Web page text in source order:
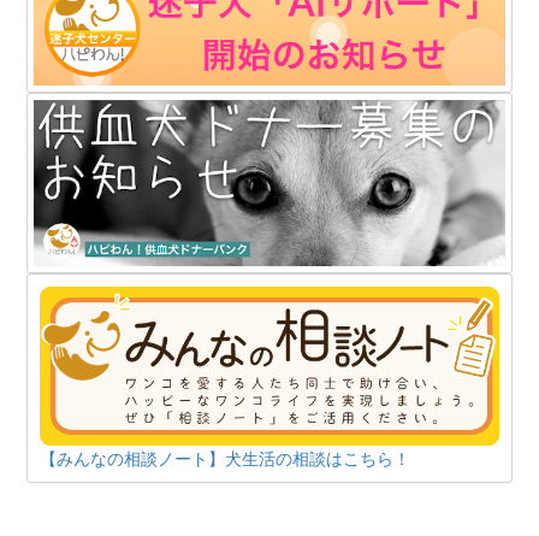
【みんなの相談ノート】犬生活の相談はこちら！